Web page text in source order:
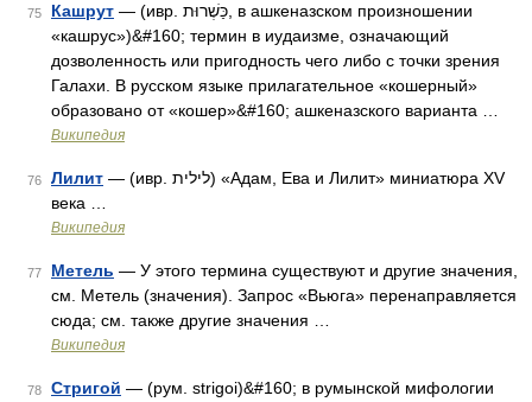
75 Кашрут — (ивр. כַּשְׁרוּת‎, в ашкеназском произношении
«кашрус»)&#160; термин в иудаизме, означающий
дозволенность или пригодность чего либо с точки зрения
Галахи. В русском языке прилагательное «кошерный»
образовано от «кошер»&#160; ашкеназского варианта …
Википедия
76 Лилит — (ивр. לילית‎) «Адам, Ева и Лилит» миниатюра XV
века …
Википедия
77 Метель — У этого термина существуют и другие значения,
см. Метель (значения). Запрос «Вьюга» перенаправляется
сюда; см. также другие значения …
Википедия
78 Стригой — (рум. strigoi)&#160; в румынской мифологии